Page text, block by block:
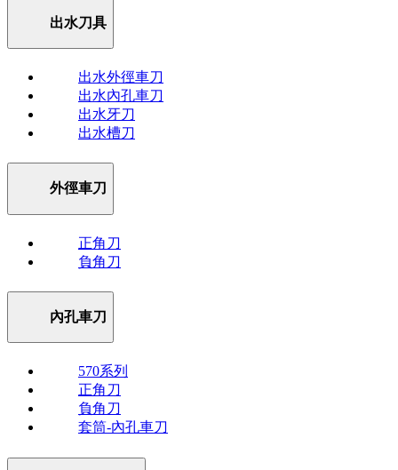
出水刀具
出水外徑車刀
出水內孔車刀
出水牙刀
出水槽刀
外徑車刀
正角刀
負角刀
內孔車刀
570系列
正角刀
負角刀
套筒-內孔車刀